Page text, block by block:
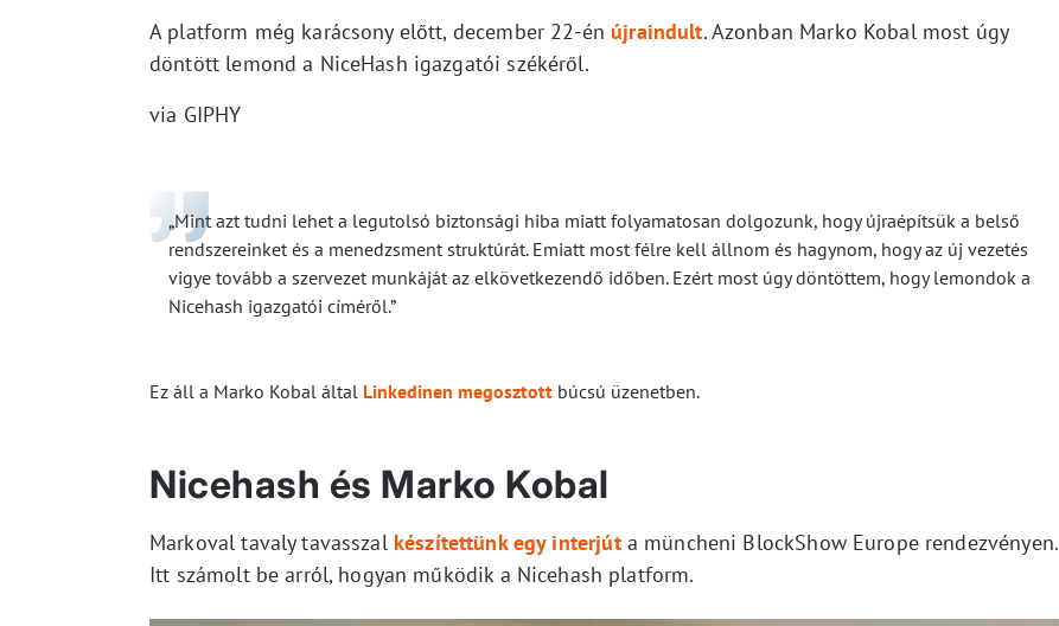
A platform még karácsony előtt, december 22-én újraindult. Azonban Marko Kobal most úgy
döntött lemond a NiceHash igazgatói székéről.
via GIPHY
„Mint azt tudni lehet a legutolsó biztonsági hiba miatt folyamatosan dolgozunk, hogy újraépítsük a belső
rendszereinket és a menedzsment struktúrát. Emiatt most félre kell állnom és hagynom, hogy az új vezetés
vigye tovább a szervezet munkáját az elkövetkezendő időben. Ezért most úgy döntöttem, hogy lemondok a
Nicehash igazgatói címéről.”
Ez áll a Marko Kobal által Linkedinen megosztott búcsú üzenetben.
Nicehash és Marko Kobal
Markoval tavaly tavasszal készítettünk egy interjúta müncheni BlockShow Europe rendezvényen.
Itt számolt be arról, hogyan működik a Nicehash platform.